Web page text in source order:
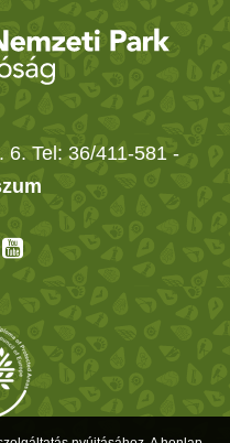
6. Tel: 36/411-581 -